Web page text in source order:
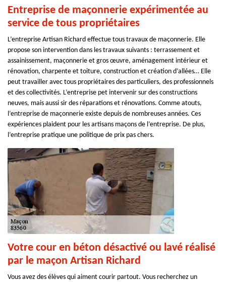
Entreprise de maçonnerie expérimentée au
service de tous propriétaires
L’entreprise Artisan Richard effectue tous travaux de maçonnerie. Elle
propose son intervention dans les travaux suivants : terrassement et
assainissement, maçonnerie et gros œuvre, aménagement intérieur et
rénovation, charpente et toiture, construction et création d’allées… Elle
peut travailler avec tous propriétaires des particuliers, des professionnels
et des collectivités. L’entreprise pet intervenir sur des constructions
neuves, mais aussi sir des réparations et rénovations. Comme atouts,
l’entreprise de maçonnerie existe depuis de nombreuses années. Ces
expériences plaident pour les artisans maçons de l’entreprise. De plus,
l’entreprise pratique une politique de prix pas chers.
Votre cour en béton désactivé ou lavé réalisé
par le maçon Artisan Richard
Vous avez des élèves qui aiment courir partout. Vous recherchez un